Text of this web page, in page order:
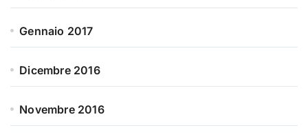
Gennaio 2017
Dicembre 2016
Novembre 2016